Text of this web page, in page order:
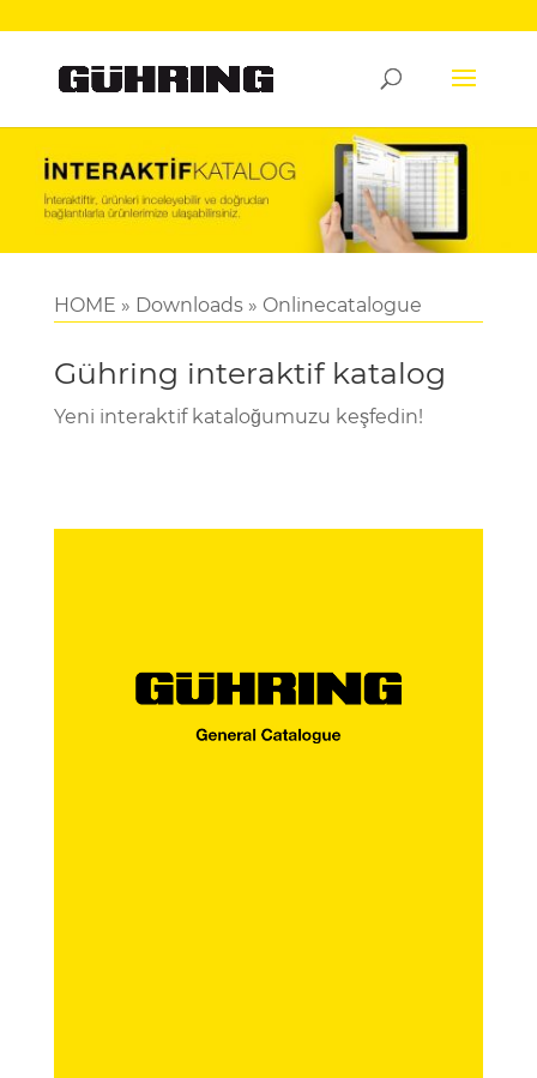
HOME » Downloads» Onlinecatalogue
Gühring interaktif katalog
Yeni interaktif kataloğumuzu keşfedin!